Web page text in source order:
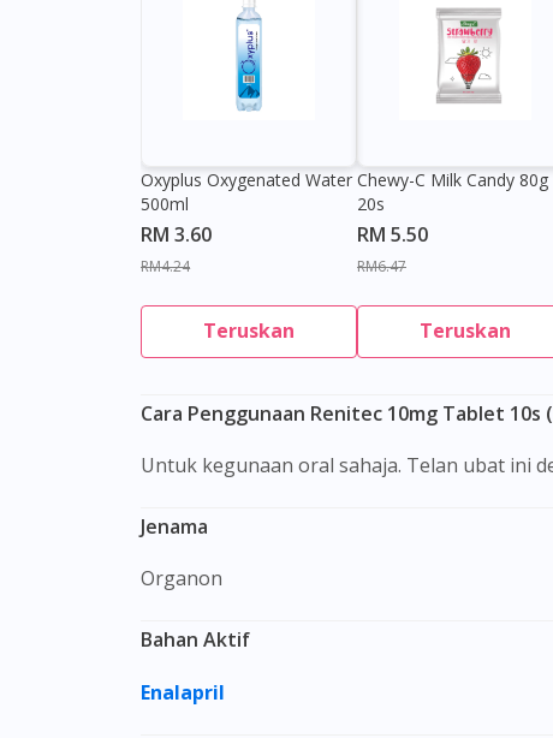
Oxyplus Oxygenated Water
500ml
RM 3.60
RM4.24
Teruskan
Chewy-C Milk Candy 80g
20s
RM 5.50
RM6.47
Teruskan
Cara Penggunaan Renitec 10mg Tablet 10s
Untuk kegunaan oral sahaja. Telan ubat ini
Jenama
Organon
Bahan Aktif
Enalapril